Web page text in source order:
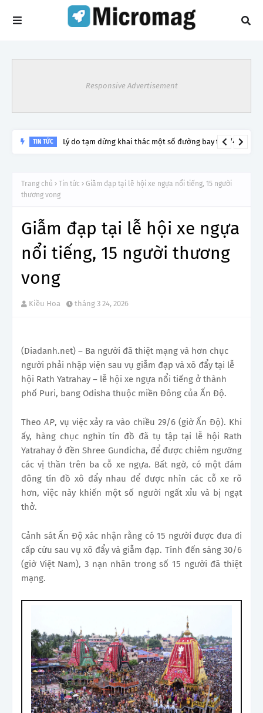
Responsive Advertisement
TIN TỨC Lý do tạm dừng khai thác một số đường bay từ 1/4
Trang chủ Tin tức
Giẫm đạp tại lễ hội xe ngựa nổi tiếng, 15 người
thương vong
Giẫm đạp tại lễ hội xe ngựa
nổi tiếng, 15 người thương
vong
Kiều Hoa tháng 3 24, 2026
(Diadanh.net) – Ba người đã thiệt mạng và hơn chục
người phải nhập viện sau vụ giẫm đạp và xô đẩy tại lễ
hội Rath Yatrahay – lễ hội xe ngựa nổi tiếng ở thành
phố Puri, bang Odisha thuộc miền Đông của Ấn Độ.
TheoAP, vụ việc xảy ra vào chiều 29/6 (giờ Ấn Độ). Khi
ấy, hàng chục nghìn tín đồ đã tụ tập tại lễ hội Rath
Yatrahay ở đền Shree Gundicha, để được chiêm ngưỡng
các vị thần trên ba cỗ xe ngựa. Bất ngờ, có một đám
đông tín đồ xô đẩy nhau để được nhìn các cỗ xe rõ
hơn, việc này khiến một số người ngất xỉu và bị ngạt
thở.
Cảnh sát Ấn Độ xác nhận rằng có 15 người được đưa đi
cấp cứu sau vụ xô đẩy và giẫm đạp. Tính đến sáng 30/6
(giờ Việt Nam), 3 nạn nhân trong số 15 người đã thiệt
mạng.